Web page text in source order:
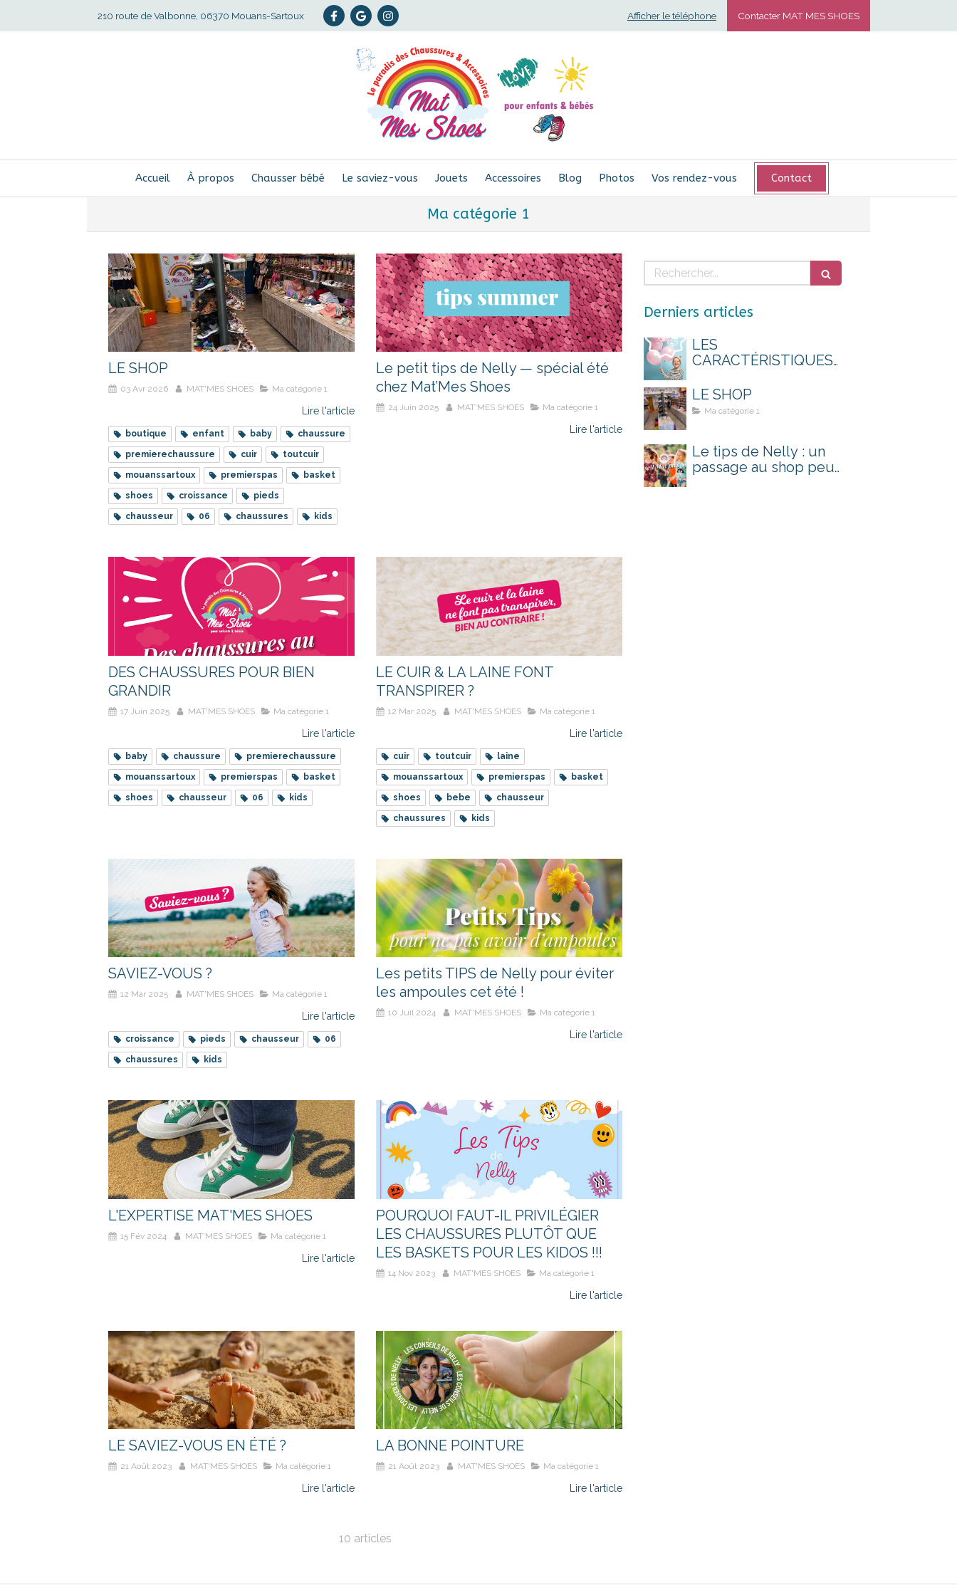
210 route de Valbonne, 06370 Mouans-Sartoux Contacter MAT MES SHOES
Afficher le téléphone
Accueil À propos Chausser bébé Le saviez-vous Jouets Accessoires Blog Photos Vos rendez-vous Contact
Ma catégorie 1
LE SHOP
03 Avr 2026 MAT'MES SHOES Ma catégorie 1
Lire l'article
boutique enfant baby chaussure
premierechaussure cuir toutcuir
mouanssartoux premierspas basket
shoes croissance pieds
chausseur 06 chaussures kids
Le petit tips de Nelly — spécial été
chez Mat’Mes Shoes
24 Juin 2025 MAT'MES SHOES Ma catégorie 1
Lire l'article
DES CHAUSSURES POUR BIEN
GRANDIR
17 Juin 2025 MAT'MES SHOES Ma catégorie 1
Lire l'article
baby chaussure premierechaussure
mouanssartoux premierspas basket
shoes chausseur 06 kids
LE CUIR & LA LAINE FONT
TRANSPIRER ?
12 Mar 2025 MAT'MES SHOES Ma catégorie 1
Lire l'article
cuir toutcuir laine
mouanssartoux premierspas basket
shoes bebe chausseur
chaussures kids
SAVIEZ-VOUS ?
12 Mar 2025 MAT'MES SHOES Ma catégorie 1
Lire l'article
croissance pieds chausseur 06
chaussures kids
Les petits TIPS de Nelly pour éviter
les ampoules cet été !
10 Juil 2024 MAT'MES SHOES Ma catégorie 1
Lire l'article
L'EXPERTISE MAT'MES SHOES
15 Fév 2024 MAT'MES SHOES Ma catégorie 1
Lire l'article
POURQUOI FAUT-IL PRIVILÉGIER
LES CHAUSSURES PLUTÔT QUE
LES BASKETS POUR LES KIDOS !!!
14 Nov 2023 MAT'MES SHOES Ma catégorie 1
Lire l'article
LE SAVIEZ-VOUS EN ÉTÉ ?
21 Août 2023 MAT'MES SHOES Ma catégorie 1
Lire l'article
LA BONNE POINTURE
21 Août 2023 MAT'MES SHOES Ma catégorie 1
Lire l'article
10 articles
Rechercher
Derniers articles
LES
CARACTÉRISTIQUES
CHAUSSURE POUR
KIDS !
LE SHOP
Ma catégorie 1
Le tips de Nelly : un
passage au shop peut